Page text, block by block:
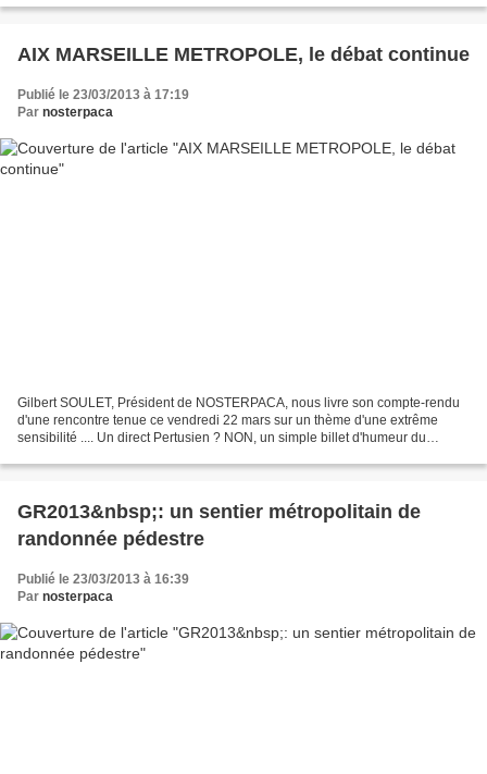
AIX MARSEILLE METROPOLE, le débat continue
Publié le 23/03/2013 à 17:19
Par nosterpaca
Gilbert SOULET, Président de NOSTERPACA, nous livre son compte-rendu
d'une rencontre tenue ce vendredi 22 mars sur un thème d'une extrême
sensibilité .... Un direct Pertusien ? NON, un simple billet d'humeur du
GR2013&nbsp;: un sentier métropolitain de
randonnée pédestre
Publié le 23/03/2013 à 16:39
Par nosterpaca